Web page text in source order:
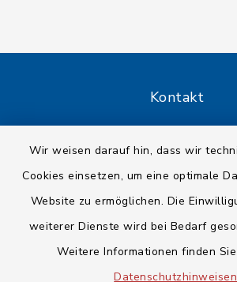
Wir weisen darauf hin, dass wir
Cookies einsetzen, um eine optimale
Website zu ermöglichen. Die
weiterer Dienste wird bei Bedarf
Weitere Informationen finden
Datenschutzhinweisen
Kontakt
Datenschutz
Impressum
Sitemap